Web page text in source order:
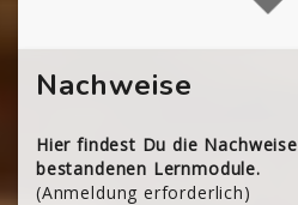
Nachweise
Hier findest Du die
bestandenen Lernmodule.
(Anmeldung erforderlich)